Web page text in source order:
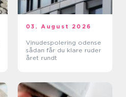
03. August 2026
Vinudespolering odense
sådan får du klare ruder
året rundt